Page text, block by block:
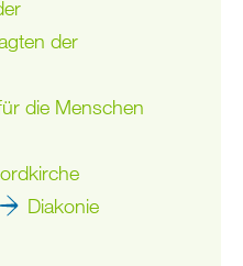
der
die Menschen
Diakonie